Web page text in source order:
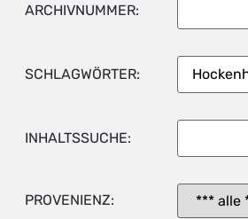
ARCHIVNUMMER:
SCHLAGWÖRTER:
INHALTSSUCHE:
PROVENIENZ: